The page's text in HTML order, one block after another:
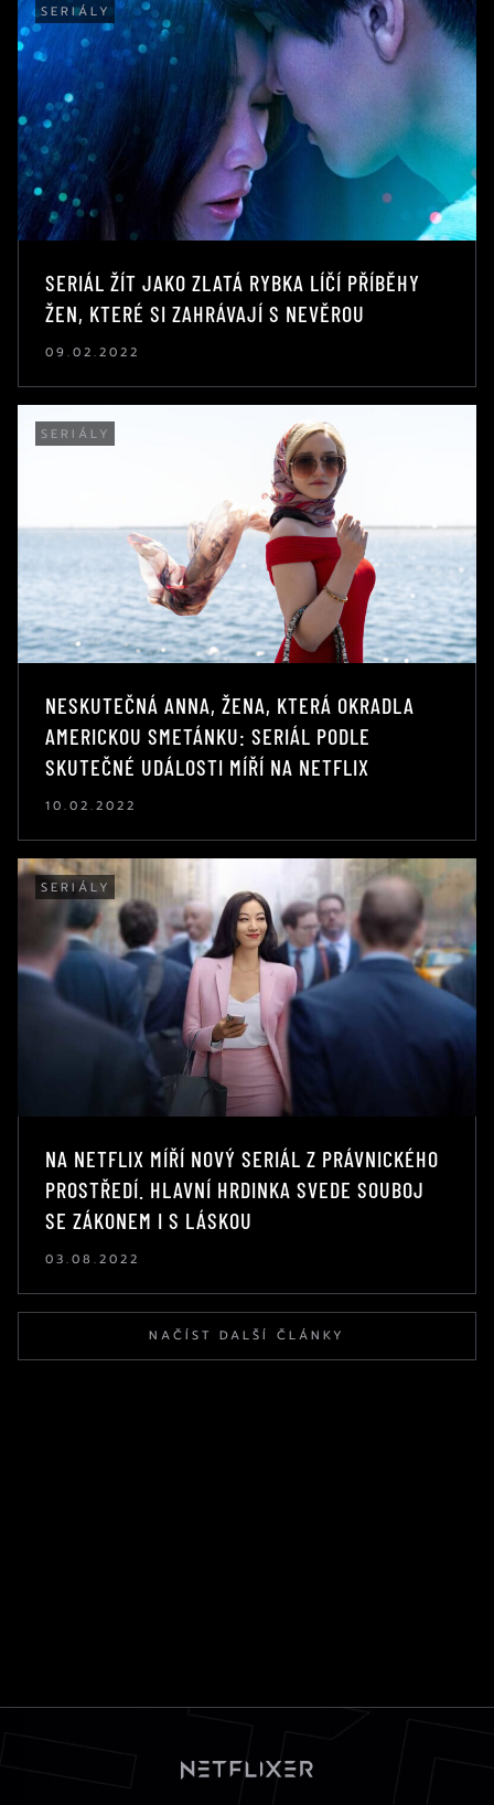
SERIÁLY
SERIÁL ŽÍT JAKO ZLATÁ RYBKA LÍČÍ PŘÍBĚHY
ŽEN, KTERÉ SI ZAHRÁVAJÍ S NEVĚROU
09.02.2022
SERIÁLY
NESKUTEČNÁ ANNA, ŽENA, KTERÁ OKRADLA
AMERICKOU SMETÁNKU: SERIÁL PODLE
SKUTEČNÉ UDÁLOSTI MÍŘÍ NA NETFLIX
10.02.2022
SERIÁLY
NA NETFLIX MÍŘÍ NOVÝ SERIÁL Z PRÁVNICKÉHO
PROSTŘEDÍ. HLAVNÍ HRDINKA SVEDE SOUBOJ
SE ZÁKONEM I S LÁSKOU
03.08.2022
NAČÍST DALŠÍ ČLÁNKY